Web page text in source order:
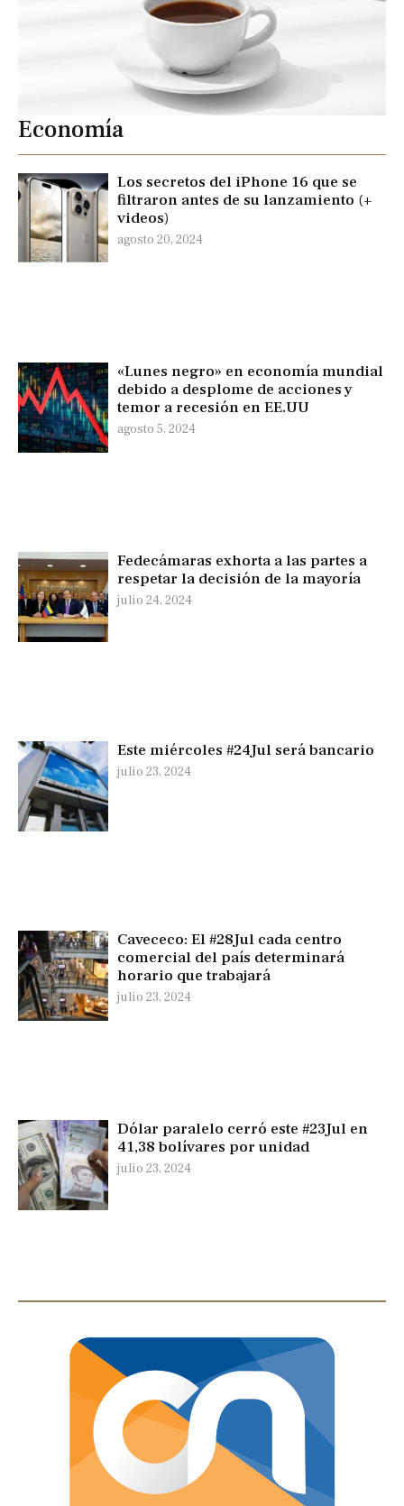
Economía
Los secretos del iPhone 16 que se
filtraron antes de su lanzamiento (+
videos)
agosto 20, 2024
«Lunes negro» en economía mundial
debido a desplome de acciones y
temor a recesión en EE.UU
agosto 5, 2024
Fedecámaras exhorta a las partes a
respetar la decisión de la mayoría
julio 24, 2024
Este miércoles #24Jul será bancario
julio 23, 2024
Cavececo: El #28Jul cada centro
comercial del país determinará
horario que trabajará
julio 23, 2024
Dólar paralelo cerró este #23Jul en
41,38 bolívares por unidad
julio 23, 2024